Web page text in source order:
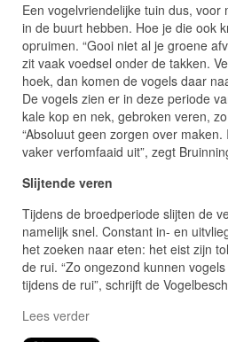
Een vogelvriendelijke tuin dus,
in de buurt hebben. Hoe je die ook
opruimen. “Gooi niet al je groene
zit vaak voedsel onder de takken.
hoek, dan komen de vogels daar
De vogels zien er in deze periode
kale kop en nek, gebroken veren,
“Absoluut geen zorgen over
vaker verfomfaaid uit”, zegt
Slijtende veren
Tijdens de broedperiode slijten de
namelijk snel. Constant in- en
het zoeken naar eten: het eist zijn
de rui. “Zo ongezond kunnen
tijdens de rui”, schrijft de
Lees verder